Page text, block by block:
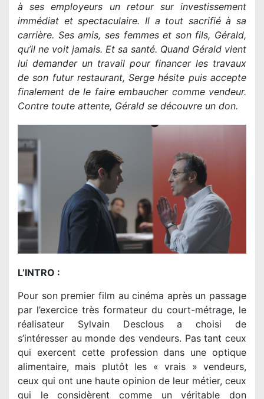
à ses employeurs un retour sur investissement
immédiat et spectaculaire. Il a tout sacrifié à sa
carrière. Ses amis, ses femmes et son fils, Gérald,
qu’il ne voit jamais. Et sa santé. Quand Gérald vient
lui demander un travail pour financer les travaux
de son futur restaurant, Serge hésite puis accepte
finalement de le faire embaucher comme vendeur.
Contre toute attente, Gérald se découvre un don.
L’INTRO :
Pour son premier film au cinéma après un passage
par l’exercice très formateur du court-métrage, le
réalisateur Sylvain Desclous a choisi de
s’intéresser au monde des vendeurs. Pas tant ceux
qui exercent cette profession dans une optique
alimentaire, mais plutôt les « vrais » vendeurs,
ceux qui ont une haute opinion de leur métier, ceux
qui le considèrent comme un véritable don